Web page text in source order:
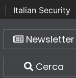
Italian Security
Newsletter
Cerca